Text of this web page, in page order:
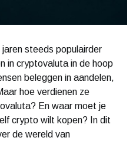
steeds populairder
in cryptovaluta in de hoop
beleggen in aandelen,
hoe verdienen ze
En waar moet je
crypto wilt kopen? In dit
de wereld van